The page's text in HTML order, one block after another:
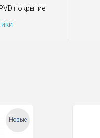
покрытие
Новые